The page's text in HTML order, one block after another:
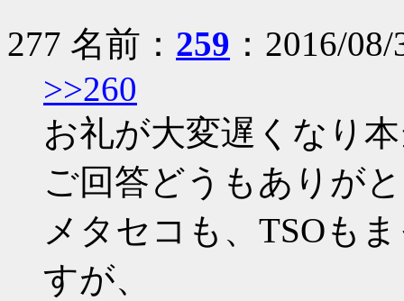
277 名前： 259 ：2016/
>>260
お礼が大変遅くなり
ご回答どうもありが
メタセコも、TSOも
すが、